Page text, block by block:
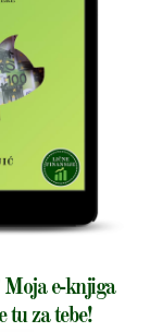
Moja e-knjiga
tu za tebe!